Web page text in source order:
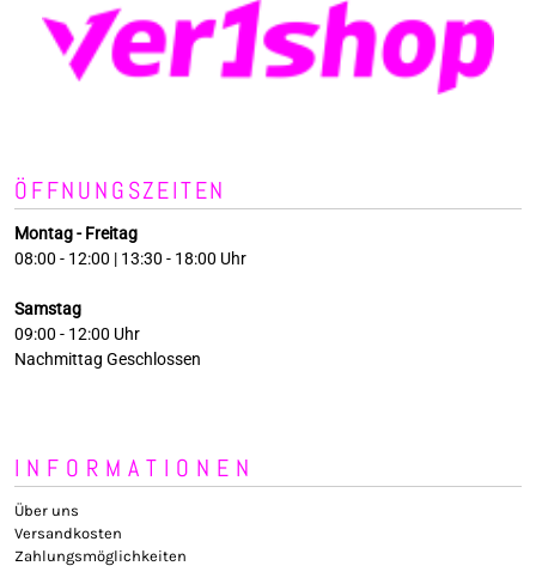
ÖFFNUNGSZEITEN
Montag - Freitag
08:00 - 12:00 | 13:30 - 18:00 Uhr
Samstag
09:00 - 12:00 Uhr
Nachmittag Geschlossen
INFORMATIONEN
Über uns
Versandkosten
Zahlungsmöglichkeiten